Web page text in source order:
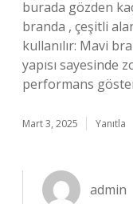
burada gözden
branda , çeşitli
kullanılır: Mavi
yapısı sayesinde
performans
Mart 3, 2025 Yanıtla
admin